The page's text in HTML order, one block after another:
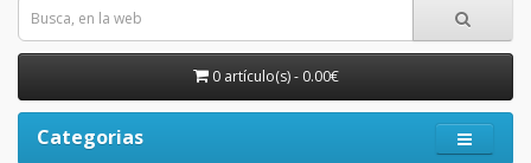
0 artículo(s) - 0.00€
Categorias